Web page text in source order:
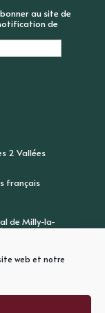
web et notre
au site de
de
2 Vallées
français
de Milly-la-